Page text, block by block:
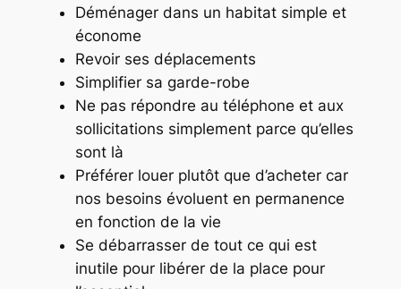
Déménager dans un habitat simple et
économe
Revoir ses déplacements
Simplifier sa garde-robe
Ne pas répondre au téléphone et aux
sollicitations simplement parce qu’elles
sont là
Préférer louer plutôt que d’acheter car
nos besoins évoluent en permanence
en fonction de la vie
Se débarrasser de tout ce qui est
inutile pour libérer de la place pour